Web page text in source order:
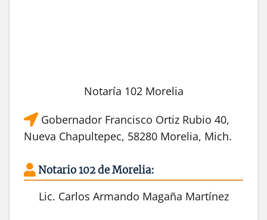
Notaría 102 Morelia
Gobernador Francisco Ortiz Rubio 40,
Nueva Chapultepec, 58280 Morelia, Mich.
Notario 102 de Morelia:
Lic. Carlos Armando Magaña Martínez